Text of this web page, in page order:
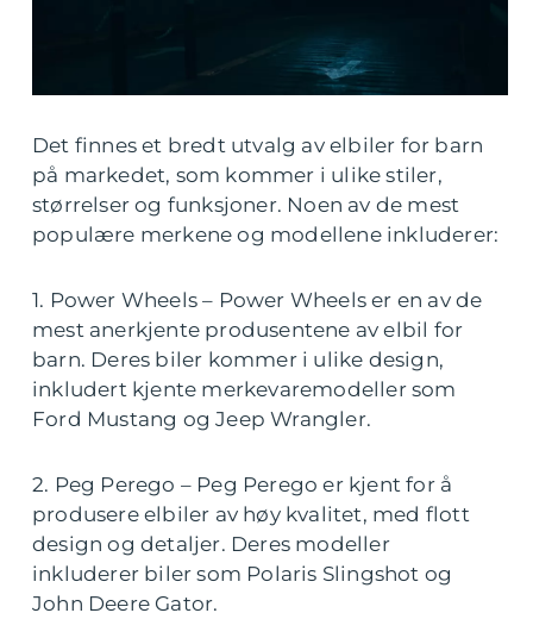
Det finnes et bredt utvalg av elbiler for barn
på markedet, som kommer i ulike stiler,
størrelser og funksjoner. Noen av de mest
populære merkene og modellene inkluderer:
1. Power Wheels – Power Wheels er en av de
mest anerkjente produsentene av elbil for
barn. Deres biler kommer i ulike design,
inkludert kjente merkevaremodeller som
Ford Mustang og Jeep Wrangler.
2. Peg Perego – Peg Perego er kjent for å
produsere elbiler av høy kvalitet, med flott
design og detaljer. Deres modeller
inkluderer biler som Polaris Slingshot og
John Deere Gator.